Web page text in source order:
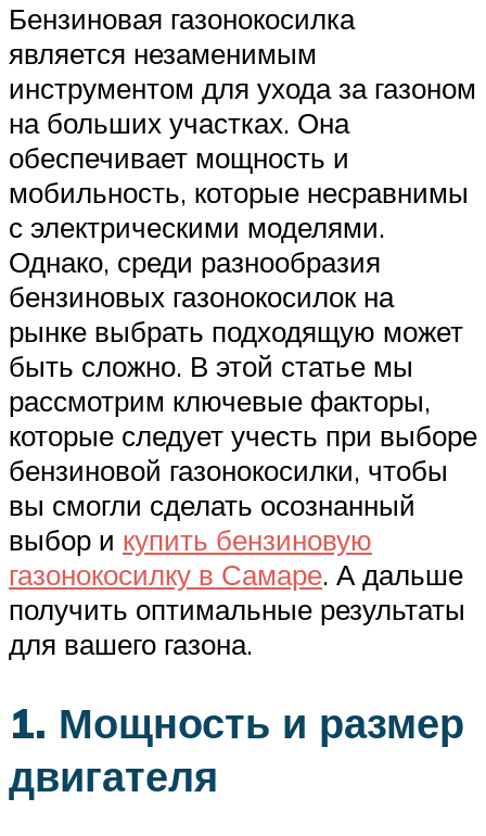
Бензиновая газонокосилка
является незаменимым
инструментом для ухода за газоном
на больших участках. Она
обеспечивает мощность и
мобильность, которые несравнимы
с электрическими моделями.
Однако, среди разнообразия
бензиновых газонокосилок на
рынке выбрать подходящую может
быть сложно. В этой статье мы
рассмотрим ключевые факторы,
которые следует учесть при выборе
бензиновой газонокосилки, чтобы
вы смогли сделать осознанный
выбор и купить бензиновую
газонокосилку в Самаре. А дальше
получить оптимальные результаты
для вашего газона.
1. Мощность и размер
двигателя